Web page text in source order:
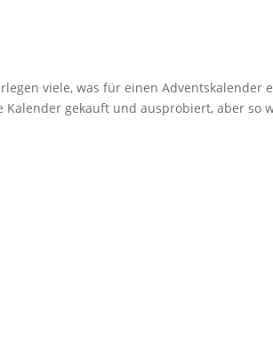
viele, was für einen Adventskalender
gekauft und ausprobiert, aber so